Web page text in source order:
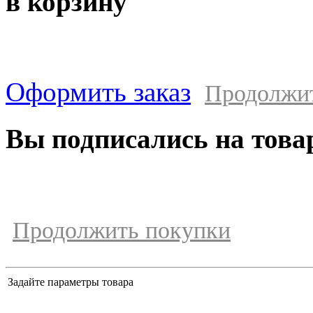
Оформить заказ
Вы подписались на
Продолжить покупки
Задайте параметры товара